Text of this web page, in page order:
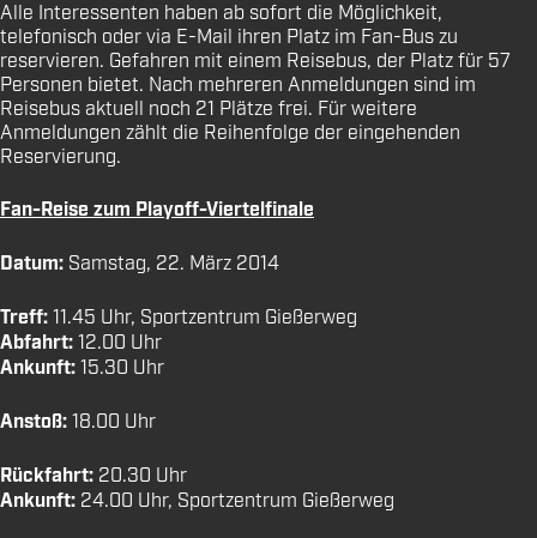
Alle Interessenten haben ab sofort die Möglichkeit,
telefonisch oder via E-Mail ihren Platz im Fan-Bus zu
reservieren. Gefahren mit einem Reisebus, der Platz für 57
Personen bietet. Nach mehreren Anmeldungen sind im
Reisebus aktuell noch 21 Plätze frei. Für weitere
Anmeldungen zählt die Reihenfolge der eingehenden
Reservierung.
Fan-Reise zum Playoff-Viertelfinale
Datum: Samstag, 22. März 2014
Treff: 11.45 Uhr, Sportzentrum Gießerweg
Abfahrt: 12.00 Uhr
Ankunft: 15.30 Uhr
Anstoß: 18.00 Uhr
Rückfahrt: 20.30 Uhr
Ankunft: 24.00 Uhr, Sportzentrum Gießerweg